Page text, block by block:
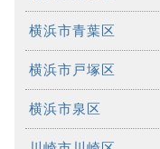
横浜市青葉区
横浜市戸塚区
横浜市泉区